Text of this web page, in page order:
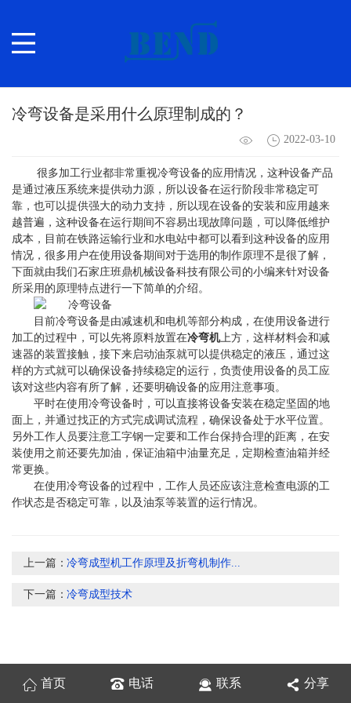
冷弯设备是采用什么原理制成的？
2022-03-10
很多加工行业都非常重视冷弯设备的应用情况，这种设备产品
是通过液压系统来提供动力源，所以设备在运行阶段非常稳定可
靠，也可以提供强大的动力支持，所以现在设备的安装和应用越来
越普遍，这种设备在运行期间不容易出现故障问题，可以降低维护
成本，目前在铁路运输行业和水电站中都可以看到这种设备的应用
情况，很多用户在使用设备期间对于选用的制作原理不是很了解，
下面就由我们石家庄班鼎机械设备科技有限公司的小编来针对设备
所采用的原理特点进行一下简单的介绍。
目前冷弯设备是由减速机和电机等部分构成，在使用设备进行
加工的过程中，可以先将原料放置在冷弯机上方，这样材料会和减
速器的装置接触，接下来启动油泵就可以提供稳定的液压，通过这
样的方式就可以确保设备持续稳定的运行，负责使用设备的员工应
该对这些内容有所了解，还要明确设备的应用注意事项。
平时在使用冷弯设备时，可以直接将设备安装在稳定坚固的地
面上，并通过找正的方式完成调试流程，确保设备处于水平位置。
另外工作人员要注意工字钢一定要和工作台保持合理的距离，在安
装使用之前还要先加油，保证油箱中油量充足，定期检查油箱并经
常更换。
在使用冷弯设备的过程中，工作人员还应该注意检查电源的工
作状态是否稳定可靠，以及油泵等装置的运行情况。
上一篇：冷弯成型机工作原理及折弯机制作...
下一篇：冷弯成型技术
首页 电话 联系 分享